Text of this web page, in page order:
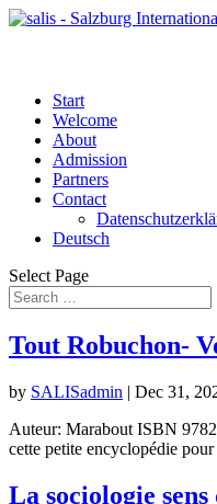
Start
Welcome
About
Admission
Partners
Contact
Deutsch
Select Page
Tout Robuchon-
by SALISadmin | Dec 31,
Auteur: Marabout ISBN
cette petite encyclopédie
La sociologie